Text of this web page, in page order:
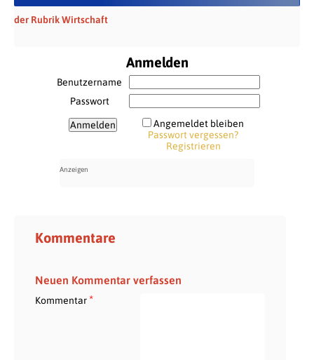
der Rubrik Wirtschaft
Anmelden
Benutzername
Passwort
Angemeldet bleiben
Passwort vergessen?
Registrieren
Kommentare
Neuen Kommentar verfassen
Kommentar*